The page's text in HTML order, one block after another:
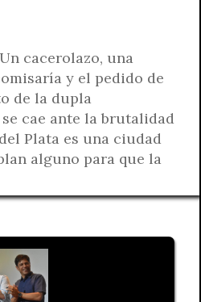
cacerolazo, una
y el pedido de
de la dupla
cae ante la brutalidad
Plata es una ciudad
alguno para que la